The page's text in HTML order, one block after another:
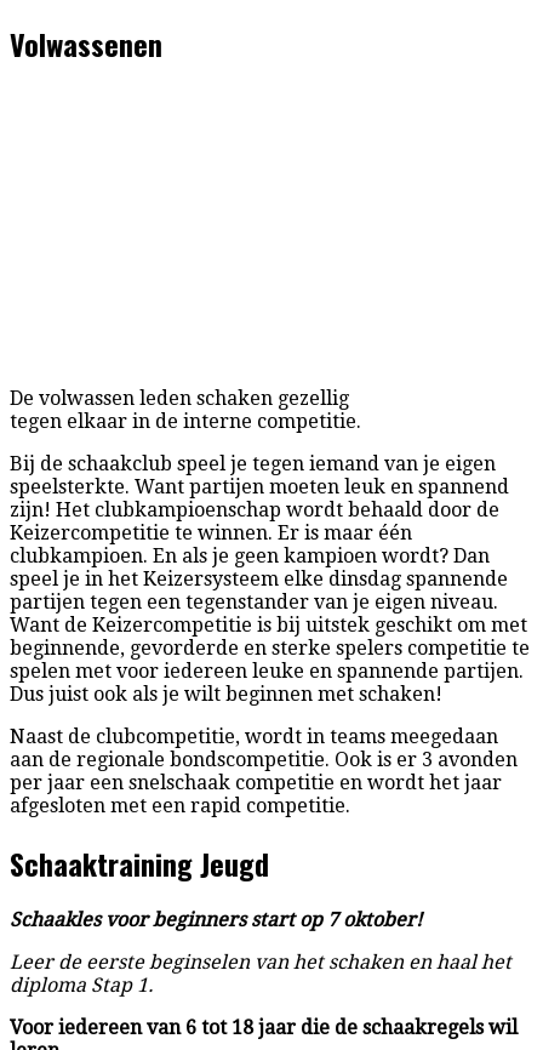
Volwassenen
De volwassen leden schaken gezellig
tegen elkaar in de interne competitie.
Bij de schaakclub speel je tegen iemand van je eigen
speelsterkte. Want partijen moeten leuk en spannend
zijn! Het clubkampioenschap wordt behaald door de
Keizercompetitie te winnen. Er is maar één
clubkampioen. En als je geen kampioen wordt? Dan
speel je in het Keizersysteem elke dinsdag spannende
partijen tegen een tegenstander van je eigen niveau.
Want de Keizercompetitie is bij uitstek geschikt om met
beginnende, gevorderde en sterke spelers competitie te
spelen met voor iedereen leuke en spannende partijen.
Dus juist ook als je wilt beginnen met schaken!
Naast de clubcompetitie, wordt in teams meegedaan
aan de regionale bondscompetitie. Ook is er 3 avonden
per jaar een snelschaak competitie en wordt het jaar
afgesloten met een rapid competitie.
Schaaktraining Jeugd
Schaakles voor beginners start op 7 oktober!
Leer de eerste beginselen van het schaken en haal het
diploma Stap 1.
Voor iedereen van 6 tot 18 jaar die de schaakregels wil